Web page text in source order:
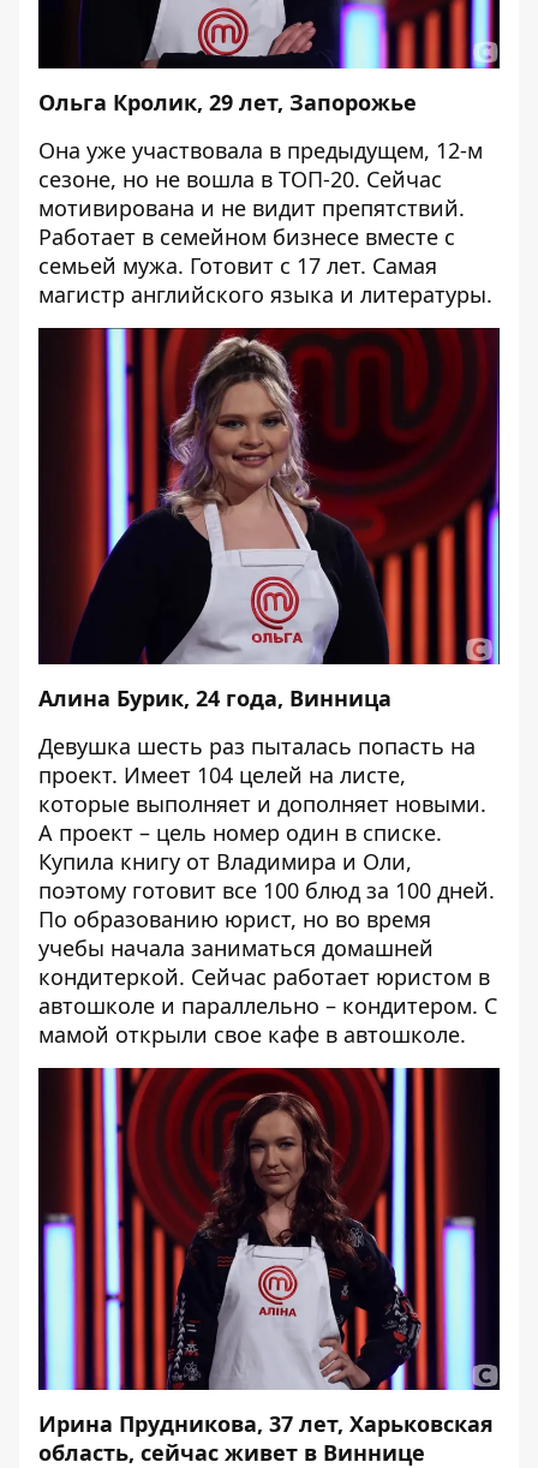
Ольга Кролик, 29 лет, Запорожье
Она уже участвовала в предыдущем, 12-м
сезоне, но не вошла в ТОП-20. Сейчас
мотивирована и не видит препятствий.
Работает в семейном бизнесе вместе с
семьей мужа. Готовит с 17 лет. Самая
магистр английского языка и литературы.
Алина Бурик, 24 года, Винница
Девушка шесть раз пыталась попасть на
проект. Имеет 104 целей на листе,
которые выполняет и дополняет новыми.
А проект – цель номер один в списке.
Купила книгу от Владимира и Оли,
поэтому готовит все 100 блюд за 100 дней.
По образованию юрист, но во время
учебы начала заниматься домашней
кондитеркой. Сейчас работает юристом в
автошколе и параллельно – кондитером. С
мамой открыли свое кафе в автошколе.
Ирина Прудникова, 37 лет, Харьковская
область, сейчас живет в Виннице